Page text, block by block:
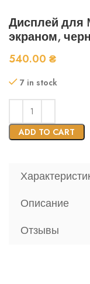
Дисплей для
экраном,
540.00 ₴
7 in stock
ADD TO CART
Описание
Отзывы